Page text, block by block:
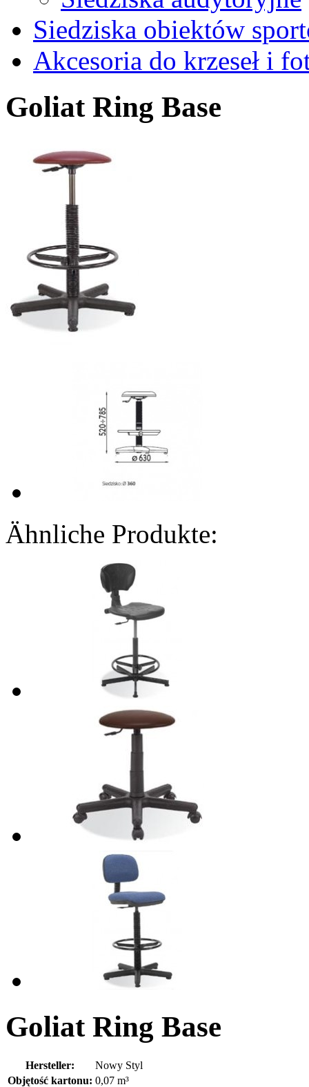
Siedziska obiektów
Akcesoria do krzeseł i
Goliat Ring Base
Ähnliche Produkte:
Goliat Ring Base
Hersteller:
Nowy Styl
Objętość kartonu: 0,07 m³